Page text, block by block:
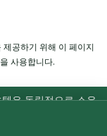
공하기 위해 이 페이지
사용합니다.
은 독립적으로 소유